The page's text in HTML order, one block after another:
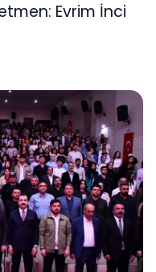
Evrim İnci